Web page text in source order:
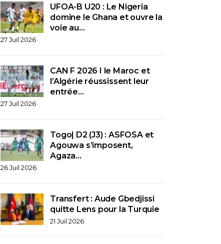
UFOA-B U20 : Le Nigeria
domine le Ghana et ouvre la
voie au…
27 Juil 2026
CAN F 2026 I le Maroc et
l’Algérie réussissent leur
entrée…
27 Juil 2026
Togo| D2 (J3) : ASFOSA et
Agouwa s’imposent,
Agaza…
26 Juil 2026
Transfert : Aude Gbedjissi
quitte Lens pour la Turquie
21 Juil 2026